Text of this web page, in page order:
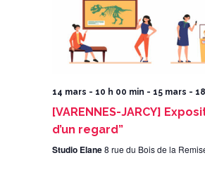
14 mars - 10 h 00 min - 15 mars -
[VARENNES-JARCY]
d’un regard”
Studio Elane8 rue du Bois de la